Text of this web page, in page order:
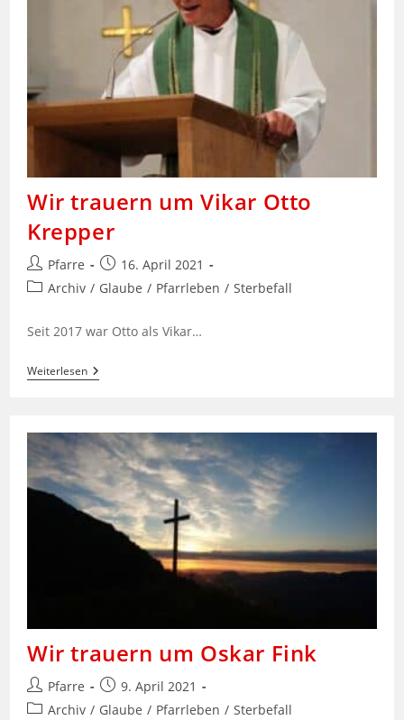
Wir trauern um Vikar Otto
Krepper
Beitrags-
Autor:
Pfarre
Beitrag
veröffentlicht:
16. April 2021
Beitrags-
Archiv / Glaube / Pfarrleben / Sterbefall
Seit 2017 war Otto als Vikar…
WeiterlesenWir
Trauern
Otto
Krepper
Wir trauern um Oskar Fink
Beitrags-
Autor:
Pfarre
Beitrag
veröffentlicht:
9. April 2021
Beitrags-
Archiv / Glaube / Pfarrleben / Sterbefall